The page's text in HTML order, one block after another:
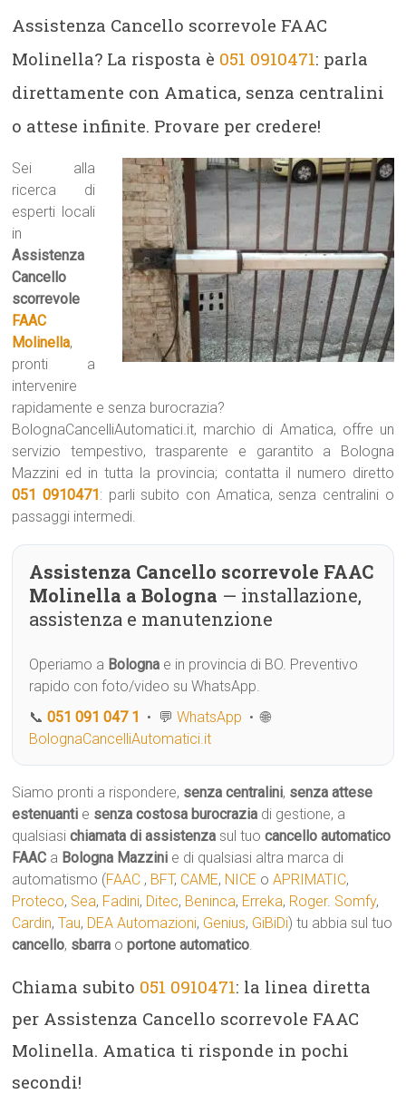
Assistenza Cancello scorrevole FAAC
Molinella? La risposta è 051 0910471: parla
direttamente con Amatica, senza centralini
o attese infinite. Provare per credere!
Sei alla
ricerca di
esperti locali
in
Assistenza
Cancello
scorrevole
FAAC
Molinella,
pronti a
intervenire
rapidamente e senza burocrazia?
BolognaCancelliAutomatici.it, marchio di Amatica, offre un
servizio tempestivo, trasparente e garantito a Bologna
Mazzini ed in tutta la provincia; contatta il numero diretto
051 0910471: parli subito con Amatica, senza centralini o
passaggi intermedi.
Assistenza Cancello scorrevole FAAC
Molinella a Bologna — installazione,
assistenza e manutenzione
Operiamo a Bologna e in provincia di BO. Preventivo
rapido con foto/video su WhatsApp.
📞051 091 047 1 • 💬WhatsApp • 🌐
BolognaCancelliAutomatici.it
Siamo pronti a rispondere, senza centralini, senza attese
estenuanti e senza costosa burocrazia di gestione, a
qualsiasichiamata di assistenza sul tuocancello automatico
FAAC a Bologna Mazzini e di qualsiasi altra marca di
automatismo (FAAC , BFT, CAME, NICE oAPRIMATIC,
Proteco, Sea, Fadini, Ditec, Beninca, Erreka, Roger. Somfy,
Cardin,Tau, DEA Automazioni, Genius, GiBiDi) tu abbia sul tuo
cancello, sbarra oportone automatico.
Chiama subito 051 0910471: la linea diretta
per Assistenza Cancello scorrevole FAAC
Molinella. Amatica ti risponde in pochi
secondi!